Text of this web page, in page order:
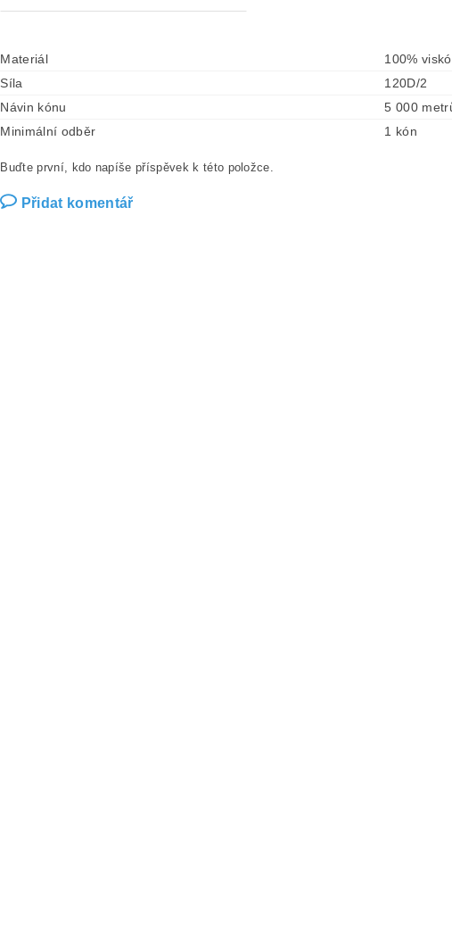
Materiál
100%
Síla
120D/2
Návin kónu
5 000
Minimální odběr
1 kón
Buďte první, kdo napíše příspěvek k této položce.
Přidat komentář